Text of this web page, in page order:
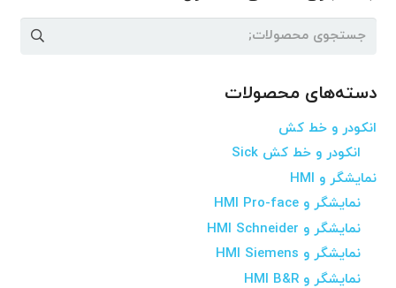
جستجو
دسته‌های محصولات
انکودر و خط کش
انکودر و خط کش Sick
نمایشگر و HMI
نمایشگر و HMI Pro-face
نمایشگر و HMI Schneider
نمایشگر و HMI Siemens
نمایشگر و HMI B&R